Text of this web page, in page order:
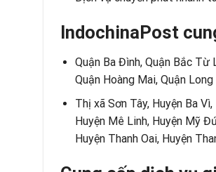
IndochinaPost
Quận Ba Đình, Quận Bắc Từ
Quận Hoàng Mai, Quận
Thị xã Sơn Tây, Huyện Ba
Huyện Mê Linh, Huyện Mỹ
Huyện Thanh Oai, Huyện